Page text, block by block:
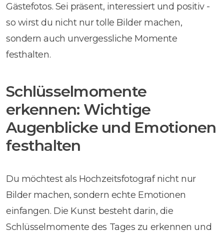
Gästefotos. Sei präsent, interessiert und positiv -
so wirst du nicht nur tolle Bilder machen,
sondern auch unvergessliche Momente
festhalten.
Schlüsselmomente
erkennen: Wichtige
Augenblicke und Emotionen
festhalten
Du möchtest als Hochzeitsfotograf nicht nur
Bilder machen, sondern echte Emotionen
einfangen. Die Kunst besteht darin, die
Schlüsselmomente des Tages zu erkennen und